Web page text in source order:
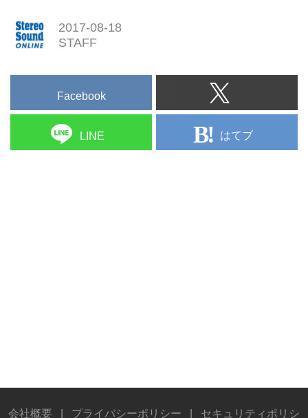
2017-08-18
STAFF
Facebook
LINE はてブ
会社概要 プライバシーポリシー セキュリティポリシ